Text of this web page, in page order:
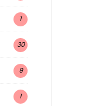
1
30
9
1